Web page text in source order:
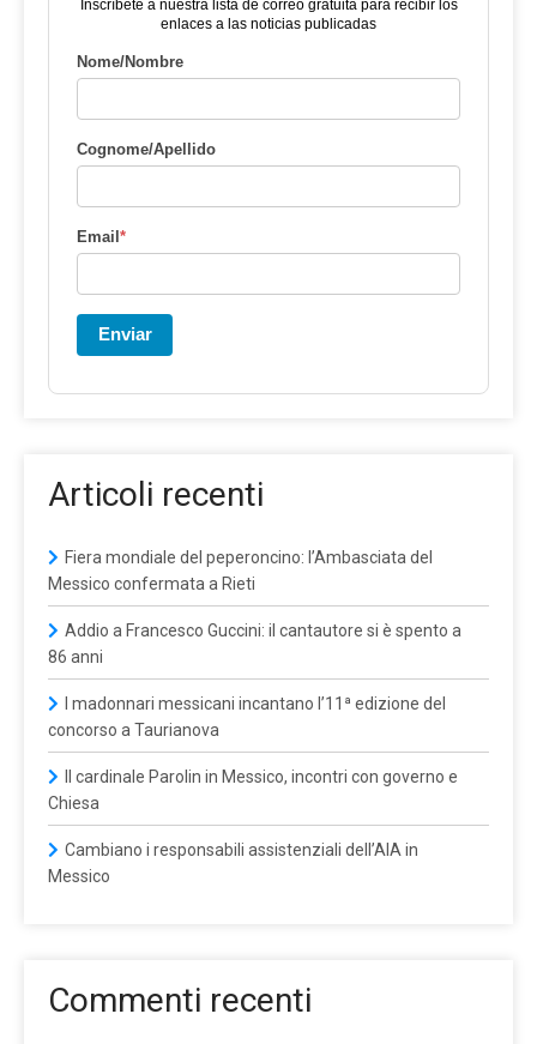
Inscríbete a nuestra lista de correo gratuita para recibir los
enlaces a las noticias publicadas
Nome/Nombre
Cognome/Apellido
Email*
Enviar
Articoli recenti
Fiera mondiale del peperoncino: l’Ambasciata del
Messico confermata a Rieti
Addio a Francesco Guccini: il cantautore si è spento a
86 anni
I madonnari messicani incantano l’11ª edizione del
concorso a Taurianova
Il cardinale Parolin in Messico, incontri con governo e
Chiesa
Cambiano i responsabili assistenziali dell’AIA in
Messico
Commenti recenti